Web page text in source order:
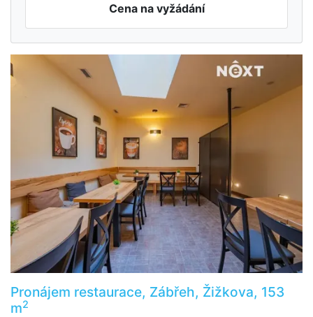
Cena na vyžádání
Pronájem restaurace, Zábřeh, Žižkova, 153
m2